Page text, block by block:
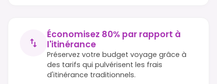
Économisez 80% par rapport à
l'itinérance
Préservez votre budget voyage grâce à
des tarifs qui pulvérisent les frais
d'itinérance traditionnels.